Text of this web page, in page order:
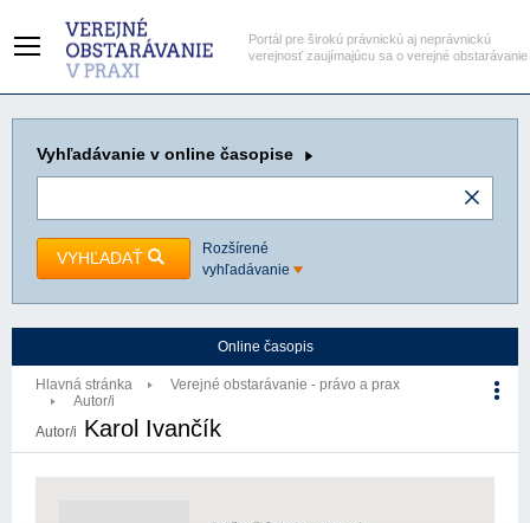
Portál pre širokú právnickú aj neprávnickú
verejnosť zaujímajúcu sa o verejné obstarávanie
Vyhľadávanie v online časopise
VYHĽADAŤ
Rozšírené
vyhľadávanie
Online časopis
Hlavná stránka
Verejné obstarávanie - právo a prax
Autor/i
Autor/i Karol Ivančík